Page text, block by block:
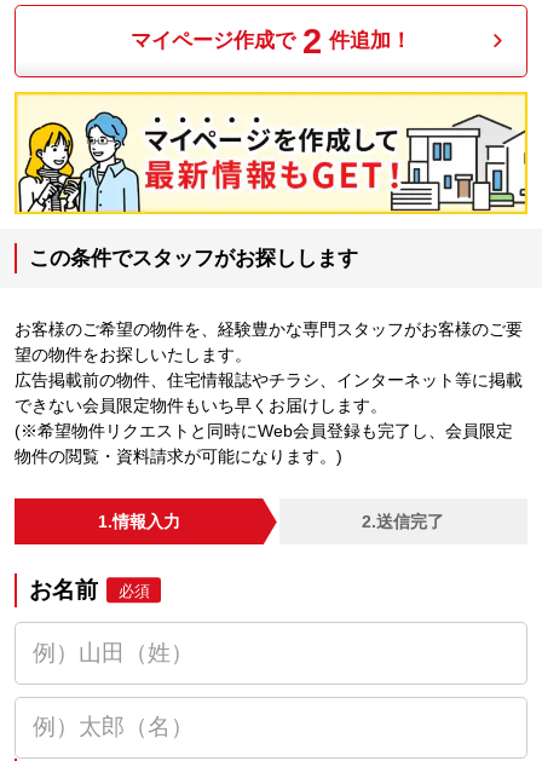
マイページ作成で 2 件追加！
この条件でスタッフがお探しします
お客様のご希望の物件を、経験豊かな専門スタッフがお客様のご要
望の物件をお探しいたします。
広告掲載前の物件、住宅情報誌やチラシ、インターネット等に掲載
できない会員限定物件もいち早くお届けします。
(※希望物件リクエストと同時にWeb会員登録も完了し、会員限定
物件の閲覧・資料請求が可能になります。)
1.情報入力 2.送信完了
お名前 必須